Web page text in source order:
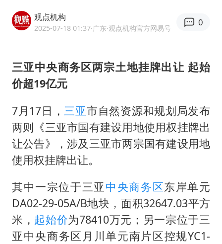
白海豚北上或致京津冀暴雨
上门女婿出轨女邻居多年被判重婚罪
《龙餐馆》 冲奖
存款市场为何两极分化
奋力开创中国式现代化建设新局面
观点机构
2025-07-18 01:37·广东·观点机构官方网易号
0
三亚中央商务区两宗土地挂牌出让 起始
价超19亿元
7月17日， 三亚市自然资源和规划局发布
两则《三亚市国有建设用地使用权挂牌出
让公告》，涉及三亚市两宗国有建设用地
使用权挂牌出让。
其中一宗位于三亚中央商务区东岸单元
DA02-29-05A/B地块，面积32647.03平方
米， 起始价为78410万元；另一宗位于三
亚中央商务区月川单元南片区控规YC1-